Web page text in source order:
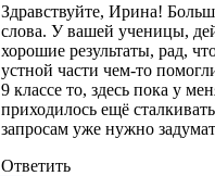
Здравствуйте, Ирина!
слова. У вашей ученицы,
хорошие результаты, рад,
устной части чем-то
9 классе то, здесь пока у
приходилось ещё
запросам уже нужно
Ответить